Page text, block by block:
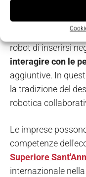
dei robot
comportamento,
sicurezza
robot di inserirsi
interagire con le
aggiuntive. In
la tradizione del
robotica
Le imprese
competenze
Superiore
internazionale